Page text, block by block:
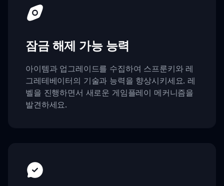
잠금 해제 가능 능력
아이템과 업그레이드를 수집하여 스프룬키와 레
그레테베이터의 기술과 능력을 향상시키세요. 레
벨을 진행하면서 새로운 게임플레이 메커니즘을
발견하세요.